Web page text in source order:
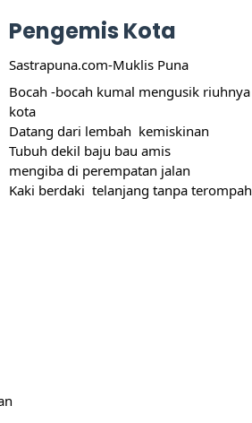
Pengemis Kota
Sastrapuna.com-Muklis Puna
Bocah -bocah kumal mengusik riuhnya
kota
Datang dari lembah  kemiskinan
Tubuh dekil baju bau amis
mengiba di perempatan jalan
Kaki berdaki  telanjang tanpa terompah